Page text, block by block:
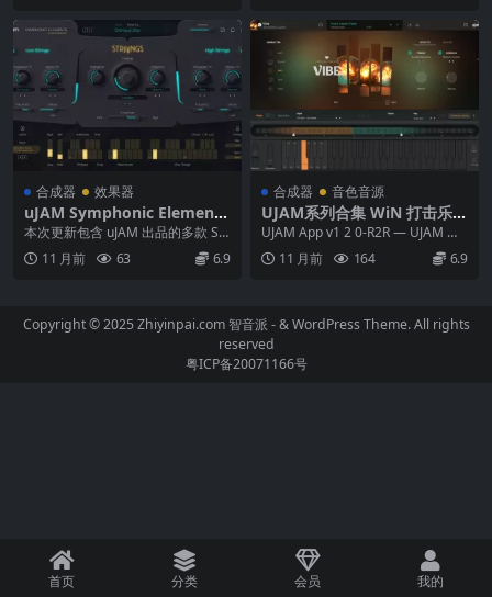
合成器 效果器
uJAM Symphonic Elements
更新合集 WiN MAC
本次更新包含 uJAM 出品的多款 Sy
mphonic Elements 系列插...
11 月前 63 6.9
合成器 音色音源
UJAM系列合集 WiN 打击乐
效果器插件 虚拟钢琴 合成器
等
UJAM App v1 2 0-R2R — UJAM 官
方主程序，用于管理和运行...
11 月前 164 6.9
Copyright © 2025 Zhiyinpai.com智音派 - & WordPress Theme. All rights
reserved
粤ICP备20071166号
首页 分类 会员 我的